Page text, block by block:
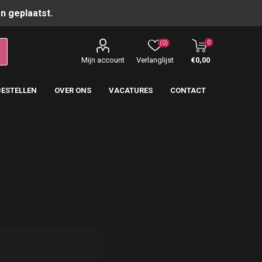
geplaatst.
Mijn account Verlanglijst
(0) 0
€0,00
OVER ONS VACATURES CONTACT